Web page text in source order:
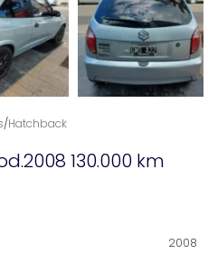
/Hatchback
130.000 km
2008